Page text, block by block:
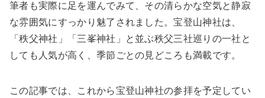
筆者も実際に足を運んでみて、その清らかな空気と静寂
な雰囲気にすっかり魅了されました。宝登山神社は、
「秩父神社」「三峯神社」と並ぶ秩父三社巡りの一社と
しても人気が高く、季節ごとの見どころも満載です。
この記事では、これから宝登山神社の参拝を予定してい